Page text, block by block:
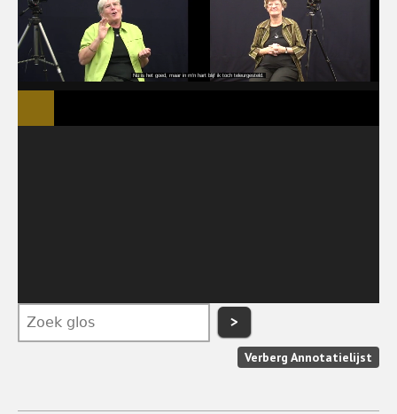
>
Verberg Annotatielijst